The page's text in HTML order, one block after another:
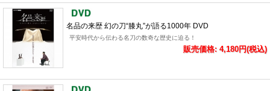
名品の来歴 幻の刀“膝丸”が語る1000年 DVD
平安時代から伝わる名刀の数奇な歴史に迫る！
販売価格: 4,180円(税込)